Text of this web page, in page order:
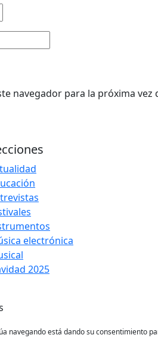
navegador para la próxima vez
electrónica
2025
está dando su consentimiento